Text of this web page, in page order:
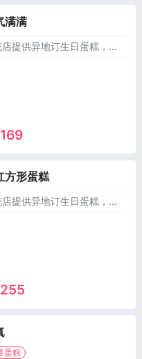
满满
鲜花店提供异地订生日蛋糕，同城送蛋糕，可以订做麻将生日蛋糕，儿童蛋糕，祝寿蛋糕，情侣蛋糕，庆典蛋糕，恶搞生日蛋糕，水果蛋糕等1000多个款式供您选择，市区及乡镇1~2小时免费配送上门！
方形蛋糕
鲜花店提供异地订生日蛋糕，同城送蛋糕，可以订做麻将生日蛋糕，儿童蛋糕，祝寿蛋糕，情侣蛋糕，庆典蛋糕，恶搞生日蛋糕，水果蛋糕等1000多个款式供您选择，市区及乡镇1~2小时免费配送上门！
蛋糕